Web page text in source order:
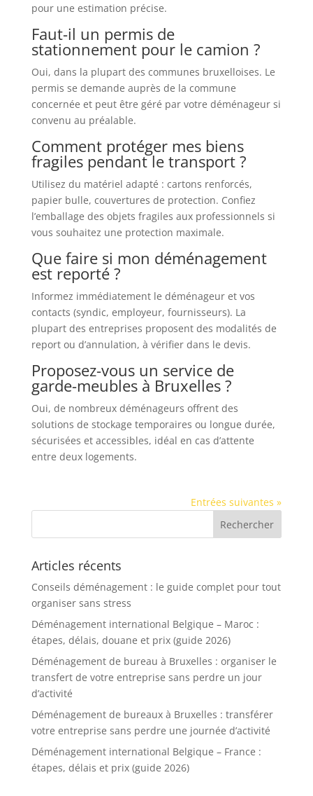
pour une estimation précise.
Faut-il un permis de
stationnement pour le camion ?
Oui, dans la plupart des communes bruxelloises. Le
permis se demande auprès de la commune
concernée et peut être géré par votre déménageur si
convenu au préalable.
Comment protéger mes biens
fragiles pendant le transport ?
Utilisez du matériel adapté : cartons renforcés,
papier bulle, couvertures de protection. Confiez
l’emballage des objets fragiles aux professionnels si
vous souhaitez une protection maximale.
Que faire si mon déménagement
est reporté ?
Informez immédiatement le déménageur et vos
contacts (syndic, employeur, fournisseurs). La
plupart des entreprises proposent des modalités de
report ou d’annulation, à vérifier dans le devis.
Proposez-vous un service de
garde-meubles à Bruxelles ?
Oui, de nombreux déménageurs offrent des
solutions de stockage temporaires ou longue durée,
sécurisées et accessibles, idéal en cas d’attente
entre deux logements.
Entrées suivantes »
Articles récents
Conseils déménagement : le guide complet pour tout
organiser sans stress
Déménagement international Belgique – Maroc :
étapes, délais, douane et prix (guide 2026)
Déménagement de bureau à Bruxelles : organiser le
transfert de votre entreprise sans perdre un jour
d’activité
Déménagement de bureaux à Bruxelles : transférer
votre entreprise sans perdre une journée d’activité
Déménagement international Belgique – France :
étapes, délais et prix (guide 2026)